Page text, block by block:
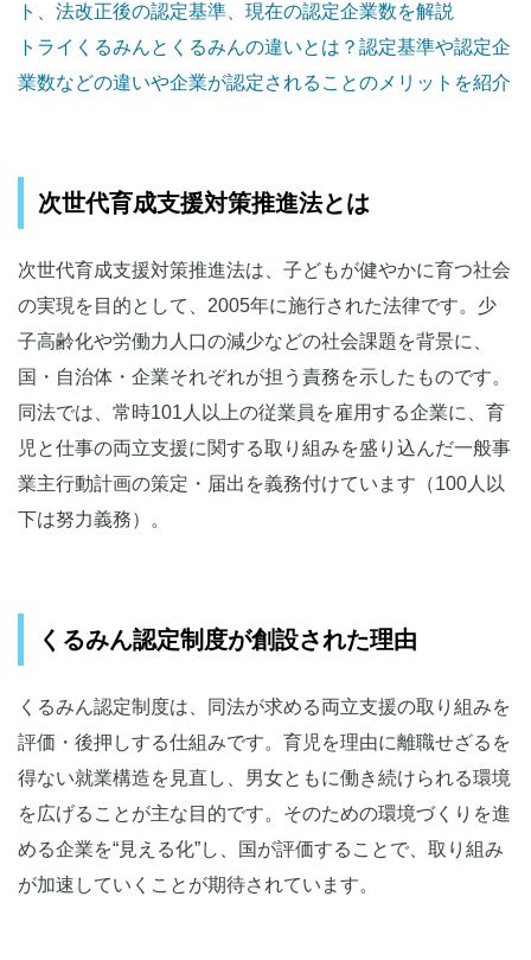
ト、法改正後の認定基準、現在の認定企業数を解説
トライくるみんとくるみんの違いとは？認定基準や認定企
業数などの違いや企業が認定されることのメリットを紹介
次世代育成支援対策推進法とは
次世代育成支援対策推進法は、子どもが健やかに育つ社会
の実現を目的として、2005年に施行された法律です。少
子高齢化や労働力人口の減少などの社会課題を背景に、
国・自治体・企業それぞれが担う責務を示したものです。
同法では、常時101人以上の従業員を雇用する企業に、育
児と仕事の両立支援に関する取り組みを盛り込んだ一般事
業主行動計画の策定・届出を義務付けています（100人以
下は努力義務）。
くるみん認定制度が創設された理由
くるみん認定制度は、同法が求める両立支援の取り組みを
評価・後押しする仕組みです。育児を理由に離職せざるを
得ない就業構造を見直し、男女ともに働き続けられる環境
を広げることが主な目的です。そのための環境づくりを進
める企業を“見える化”し、国が評価することで、取り組み
が加速していくことが期待されています。